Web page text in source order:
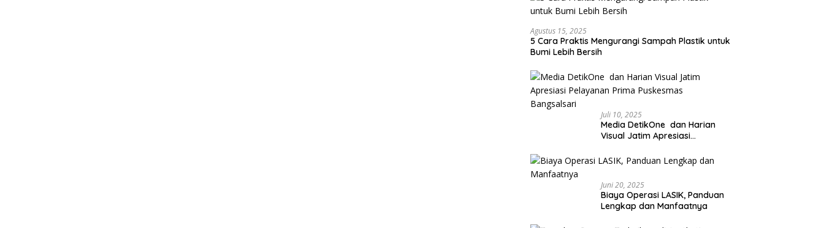
Agustus 15, 2025
5 Cara Praktis Mengurangi Sampah Plastik untuk
Bumi Lebih Bersih
Juli 10, 2025
Media DetikOne dan Harian
Visual Jatim Apresiasi
Bangsalsari
Juni 20, 2025
Biaya Operasi LASIK, Panduan
Lengkap dan Manfaatnya